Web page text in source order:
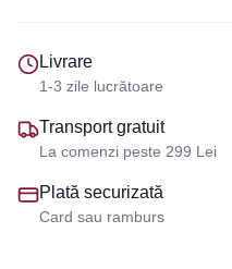
Livrare
1-3 zile lucrătoare
Transport gratuit
La comenzi peste 299 Lei
Plată securizată
Card sau ramburs